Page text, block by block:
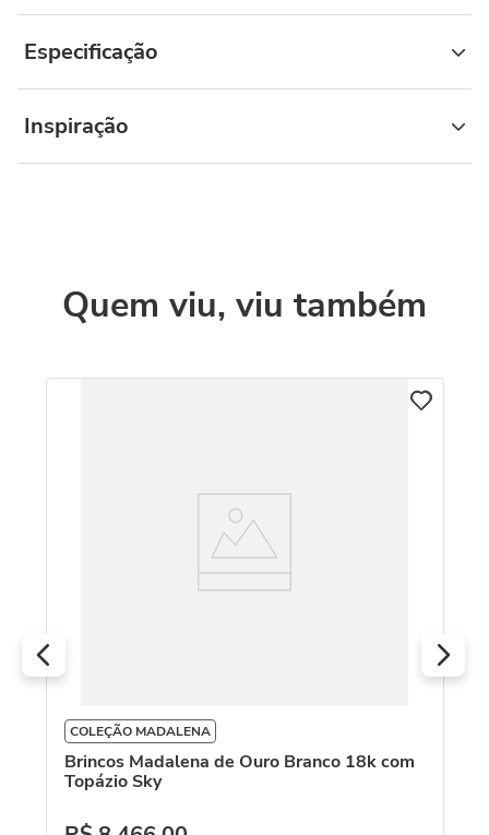
Especificação
Inspiração
Quem viu, viu também
COLEÇÃO MADALENA
Brincos Madalena de Ouro Branco 18k com
Topázio Sky